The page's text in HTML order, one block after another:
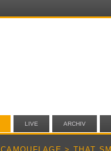
LIVE ARCHIV